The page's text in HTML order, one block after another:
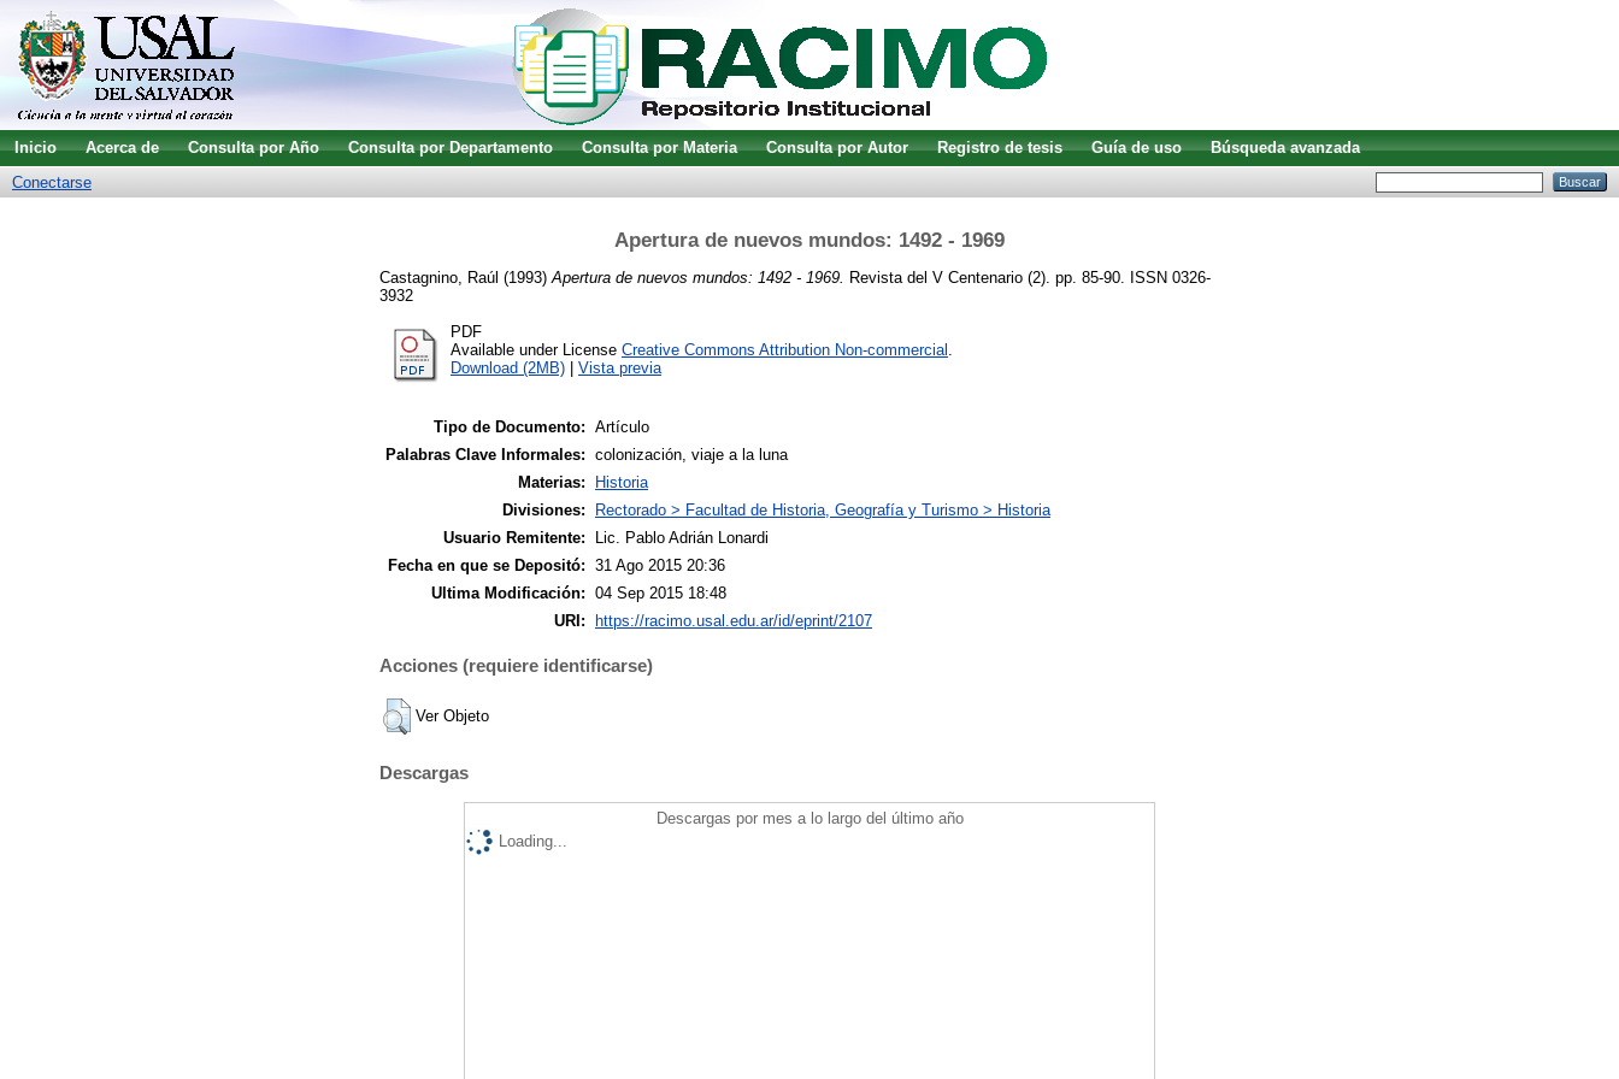
Inicio Acerca de Consulta por Año Consulta por Departamento Consulta por Materia Consulta por Autor Registro de tesis Guía de uso
Búsqueda avanzada
Conectarse
Apertura de nuevos mundos: 1492 - 1969
Castagnino, Raúl (1993) Apertura de nuevos mundos: 1492 - 1969. Revista del V Centenario (2). pp. 85-90. ISSN 0326-
3932
PDF
Available under License Creative Commons Attribution Non-commercial .
Download (2MB)
Vista previa
Tipo de Documento: Artículo
Palabras Clave Informales: colonización, viaje a la luna
Materias:
Historia
Divisiones:
Rectorado > Facultad de Historia, Geografía y Turismo > Historia
Usuario Remitente:
Lic. Pablo Adrián Lonardi
Fecha en que se Depositó: 31 Ago 2015 20:36
Ultima Modificación: 04 Sep 2015 18:48
URI:
https://racimo.usal.edu.ar/id/eprint/2107
Acciones (requiere identificarse)
Ver Objeto
Descargas
Descargas por mes a lo largo del último año
Loading...